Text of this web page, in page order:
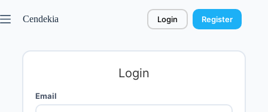
Cendekia Login Register
Login
Email